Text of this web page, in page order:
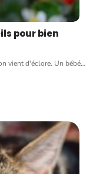
pour bien
vient d'éclore. Un bébé…